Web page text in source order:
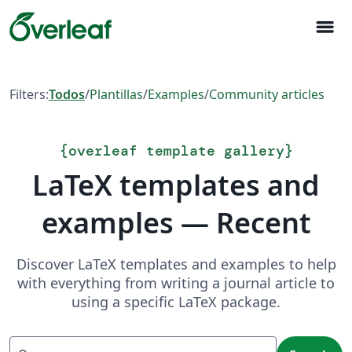
menu
Filters:Todos/Plantillas/Examples/Community articles
{overleaf template gallery}
LaTeX templates and
examples — Recent
Discover LaTeX templates and examples to help
with everything from writing a journal article to
using a specific LaTeX package.